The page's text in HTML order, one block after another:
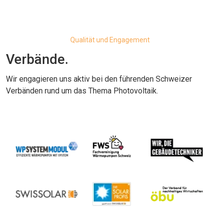
Qualität und Engagement
Verbände.
Wir engagieren uns aktiv bei den führenden Schweizer
Verbänden rund um das Thema Photovoltaik.